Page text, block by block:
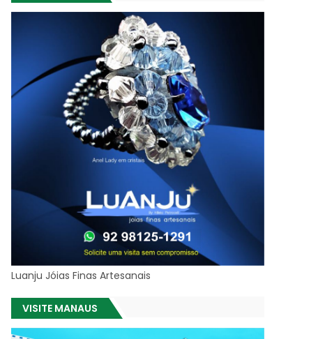
Luanju Jóias Finas Artesanais
VISITE MANAUS